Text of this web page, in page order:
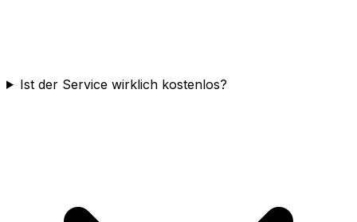
Ist der Service wirklich kostenlos?